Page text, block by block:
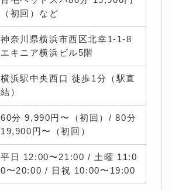
（初回）など
神奈川県横浜市西区北幸1-1-8
エキニア横浜ビル5階
横浜駅中央西口 徒歩1分（駅直
結）
60分 9,990円〜（初回）/ 80分
19,900円〜（初回）
平日 12:00〜21:00 / 土曜 11:0
0〜20:00 / 日祝 10:00〜19:00